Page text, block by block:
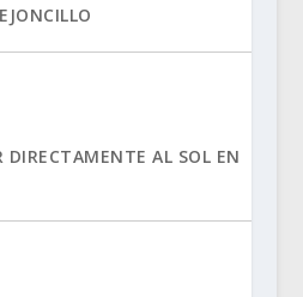
DIRECTAMENTE AL SOL EN